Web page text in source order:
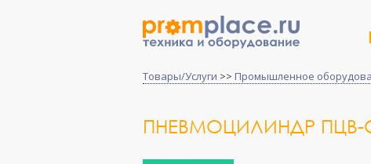
Товары/Услуги >> Промышленное
ПНЕВМОЦИЛИНДР ПЦВ-